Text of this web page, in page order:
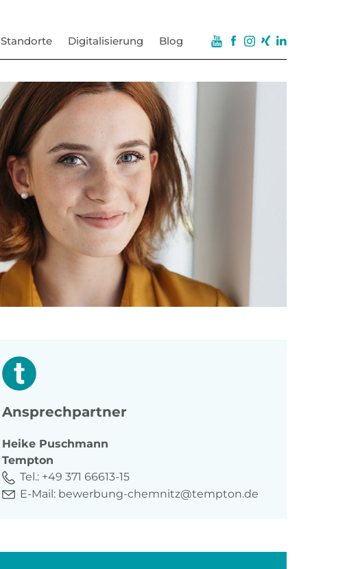
Standorte Digitalisierung Blog
Ansprechpartner
Heike Puschmann
Tempton
Tel.: +49 371 66613-15
E-Mail: bewerbung-chemnitz@tempton.de